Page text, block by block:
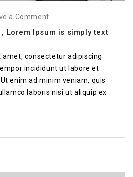
a Comment
Lorem Ipsum is simply text
amet, consectetur adipiscing
incididunt ut labore et
enim ad minim veniam, quis
laboris nisi ut aliquip ex